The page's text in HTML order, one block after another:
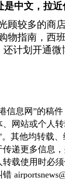
中文，拉近
较多的商
物指南，西
计划开通微
息网”的稿件
网站或个人
其他均转载
递更多信息
载使用时必